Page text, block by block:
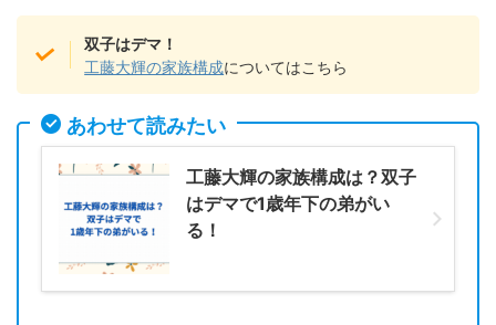
双子はデマ！
工藤大輝の家族構成についてはこちら
あわせて読みたい
工藤大輝の家族構成は？双子
はデマで1歳年下の弟がい
る！